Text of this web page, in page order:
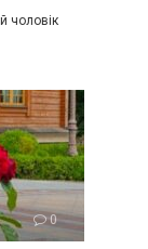
чоловік
0